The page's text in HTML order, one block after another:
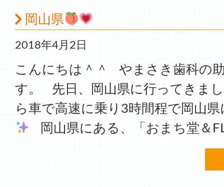
岡山県
2018年4月2日
こんにちは＾＾ やまさき歯科の
す。 先日、岡山県に行ってきま
ら車で高速に乗り3時間程で岡山
岡山県にある、「おまち堂＆